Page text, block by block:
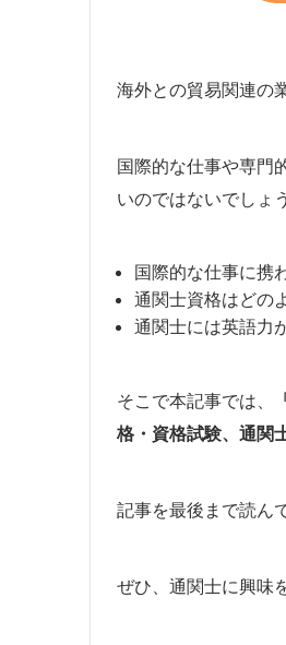
海外との貿易関連の
国際的な仕事や専門
いのではないでしょ
国際的な仕事に携
通関士資格はどの
通関士には英語力
そこで本記事では、
格・資格試験、通関
記事を最後まで読ん
ぜひ、通関士に興味